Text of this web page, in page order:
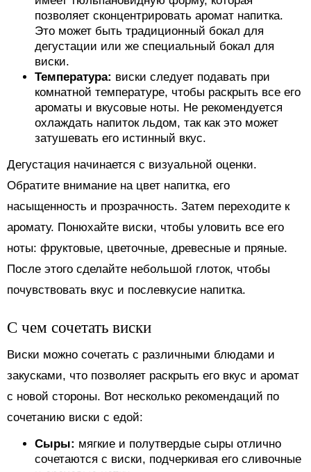
позволяет сконцентрировать аромат напитка.
Это может быть традиционный бокал для
дегустации или же специальный бокал для
виски.
Температура: виски следует подавать при
комнатной температуре, чтобы раскрыть все его
ароматы и вкусовые ноты. Не рекомендуется
охлаждать напиток льдом, так как это может
затушевать его истинный вкус.
Дегустация начинается с визуальной оценки.
Обратите внимание на цвет напитка, его
насыщенность и прозрачность. Затем переходите к
аромату. Понюхайте виски, чтобы уловить все его
ноты: фруктовые, цветочные, древесные и пряные.
После этого сделайте небольшой глоток, чтобы
почувствовать вкус и послевкусие напитка.
С чем сочетать виски
Виски можно сочетать с различными блюдами и
закусками, что позволяет раскрыть его вкус и аромат
с новой стороны. Вот несколько рекомендаций по
сочетанию виски с едой:
Сыры: мягкие и полутвердые сыры отлично
сочетаются с виски, подчеркивая его сливочные